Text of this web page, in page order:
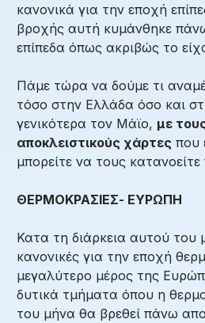
κανονικά για την εποχή
βροχής αυτή κυμάνθηκε
επίπεδα όπως ακριβώς το
Πάμε τώρα να δούμε τι
τόσο στην Ελλάδα όσο και
γενικότερα τον Μάϊο, με
αποκλειστικούς χάρτες που
μπορείτε να τους
ΘΕΡΜΟΚΡΑΣΙΕΣ- ΕΥΡΩΠΗ
Κατα τη διάρκεια αυτού του
κανονικές για την εποχή
μεγαλύτερο μέρος της
δυτικά τμήματα όπου η
του μήνα θα βρεθεί πάνω